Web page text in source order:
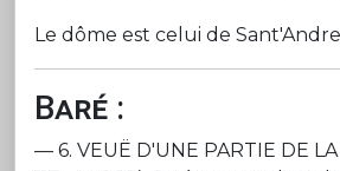
Le dôme est celui de
Baré :
— 6. VEUË D'UNE PARTIE DE